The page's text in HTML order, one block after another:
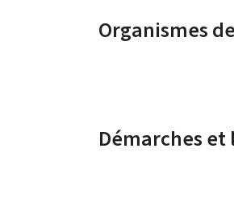
Organismes
Démarches et